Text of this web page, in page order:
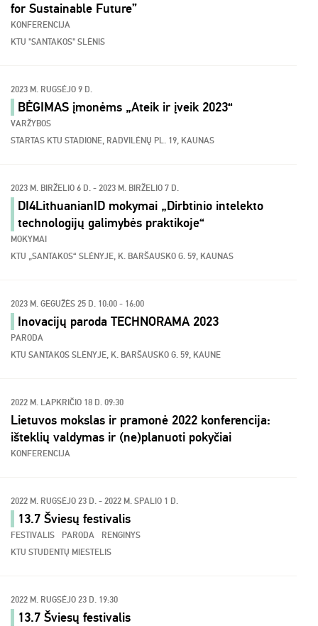
for Sustainable Future”
KONFERENCIJA
KTU "SANTAKOS" SLĖNIS
2023 M. RUGSĖJO 9 D.
BĖGIMAS įmonėms „Ateik ir įveik 2023“
VARŽYBOS
STARTAS KTU STADIONE, RADVILĖNŲ PL. 19, KAUNAS
2023 M. BIRŽELIO 6 D. - 2023 M. BIRŽELIO 7 D.
DI4LithuanianID mokymai „Dirbtinio intelekto
technologijų galimybės praktikoje“
MOKYMAI
KTU „SANTAKOS“ SLĖNYJE, K. BARŠAUSKO G. 59, KAUNAS
2023 M. GEGUŽĖS 25 D. 10:00 - 16:00
Inovacijų paroda TECHNORAMA 2023
PARODA
KTU SANTAKOS SLĖNYJE, K. BARŠAUSKO G. 59, KAUNE
2022 M. LAPKRIČIO 18 D. 09:30
Lietuvos mokslas ir pramonė 2022 konferencija:
išteklių valdymas ir (ne)planuoti pokyčiai
KONFERENCIJA
2022 M. RUGSĖJO 23 D. - 2022 M. SPALIO 1 D.
13.7 Šviesų festivalis
FESTIVALIS PARODA
RENGINYS
KTU STUDENTŲ MIESTELIS
2022 M. RUGSĖJO 23 D. 19:30
13.7 Šviesų festivalis